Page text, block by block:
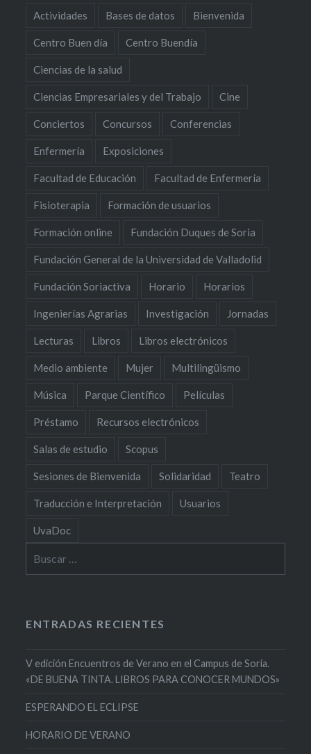
Actividades Bases de datos Bienvenida
Centro Buen día Centro Buendía
Ciencias de la salud
Ciencias Empresariales y del Trabajo Cine
Conciertos Concursos Conferencias
Enfermería Exposiciones
Facultad de Educación Facultad de Enfermería
Fisioterapia Formación de usuarios
Formación online Fundación Duques de Soria
Fundación General de la Universidad de Valladolid
Fundación Soriactiva Horario Horarios
Ingenierías Agrarias Investigación Jornadas
Lecturas Libros Libros electrónicos
Medio ambiente Mujer Multilingüismo
Música Parque Científico Películas
Préstamo Recursos electrónicos
Salas de estudio Scopus
Sesiones de Bienvenida Solidaridad Teatro
Traducción e Interpretación Usuarios
UvaDoc
ENTRADAS RECIENTES
V edición Encuentros de Verano en el Campus de Soria.
«DE BUENA TINTA. LIBROS PARA CONOCER MUNDOS»
ESPERANDO EL ECLIPSE
HORARIO DE VERANO